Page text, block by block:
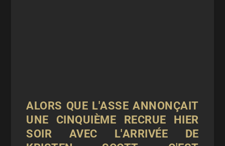
ALORS QUE L'ASSE ANNONÇAIT
UNE CINQUIÈME RECRUE HIER
SOIR AVEC L'ARRIVÉE DE